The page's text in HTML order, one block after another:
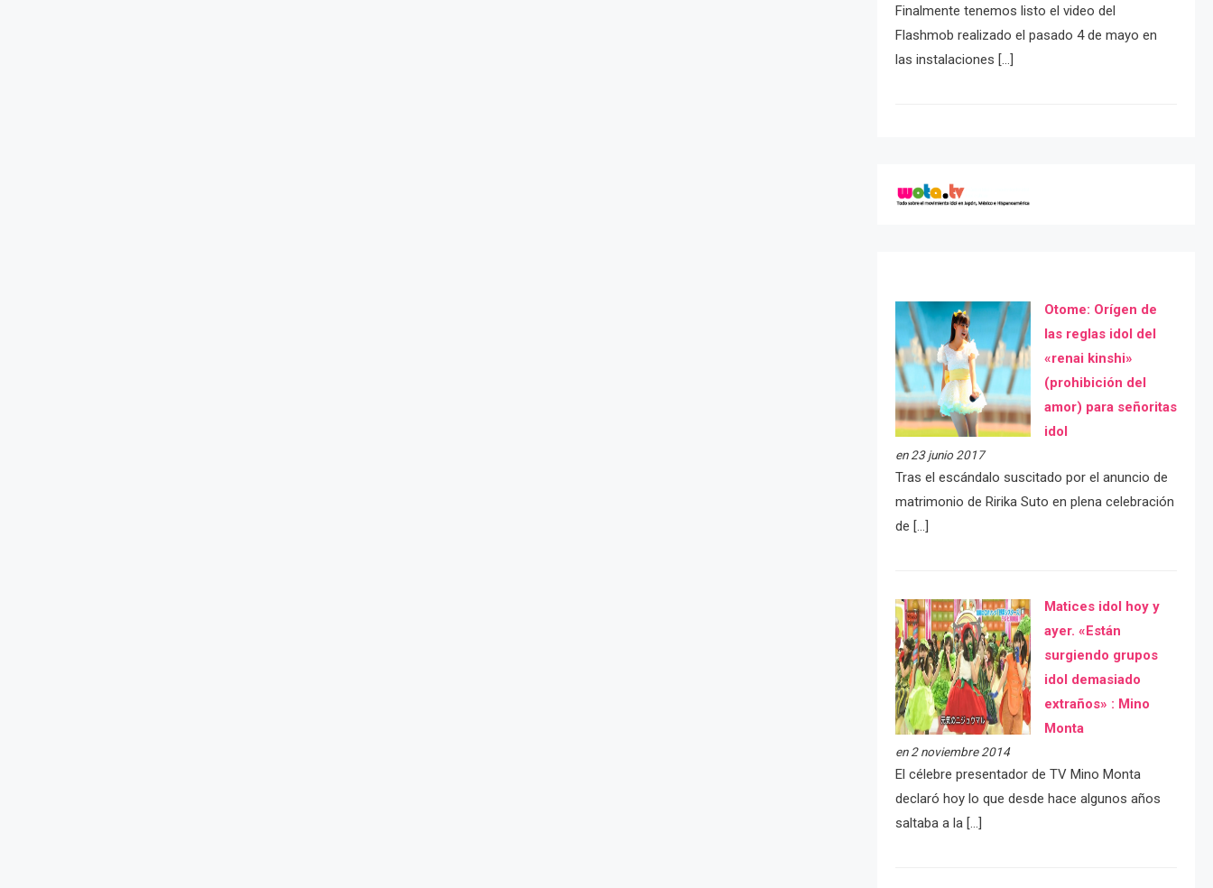
Finalmente tenemos listo el video del
Flashmob realizado el pasado 4 de mayo en
las instalaciones […]
Otome: Orígen de
las reglas idol del
«renai kinshi»
(prohibición del
amor) para señoritas
idol
en 23 junio 2017
Tras el escándalo suscitado por el anuncio de
matrimonio de Ririka Suto en plena celebración
de […]
Matices idol hoy y
ayer. «Están
surgiendo grupos
idol demasiado
extraños» : Mino
Monta
en 2 noviembre 2014
El célebre presentador de TV Mino Monta
declaró hoy lo que desde hace algunos años
saltaba a la […]